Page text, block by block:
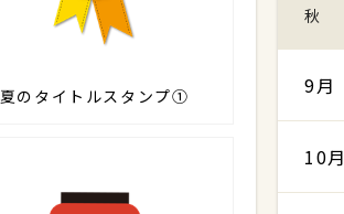
夏のタイトルスタンプ①
秋
9月
10月